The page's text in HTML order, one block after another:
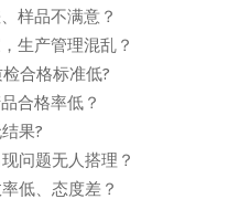
样品不满意？
生产管理混乱？
合格标准低?
合格率低？
果?
问题无人搭理？
低、态度差？